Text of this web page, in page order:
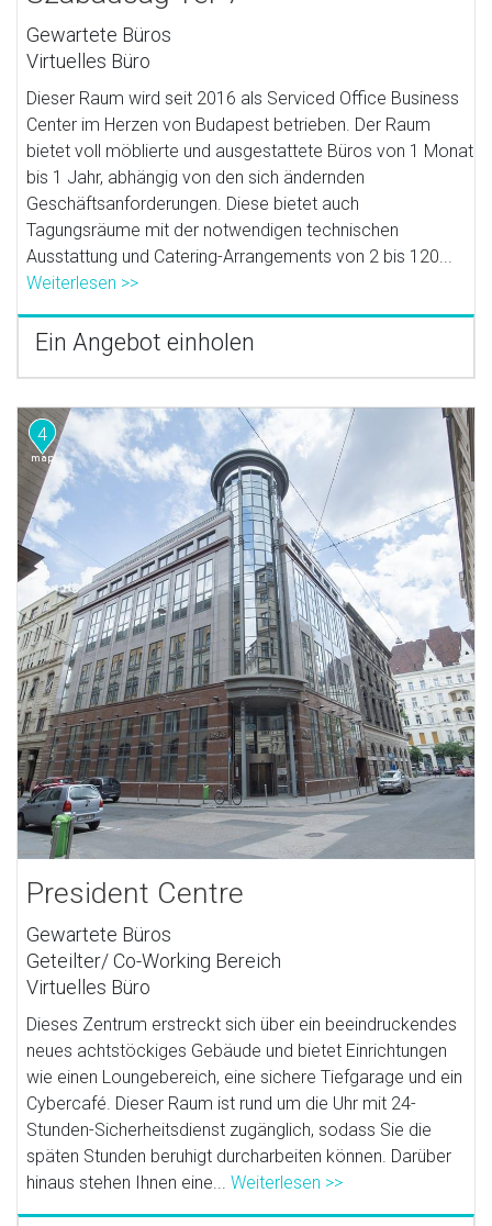
Gewartete Büros
Virtuelles Büro
Dieser Raum wird seit 2016 als Serviced Office Business
Center im Herzen von Budapest betrieben. Der Raum
bietet voll möblierte und ausgestattete Büros von 1 Monat
bis 1 Jahr, abhängig von den sich ändernden
Geschäftsanforderungen. Diese bietet auch
Tagungsräume mit der notwendigen technischen
Ausstattung und Catering-Arrangements von 2 bis 120...
Weiterlesen >>
Ein Angebot einholen
4
President Centre
Gewartete Büros
Geteilter/ Co-Working Bereich
Virtuelles Büro
Dieses Zentrum erstreckt sich über ein beeindruckendes
neues achtstöckiges Gebäude und bietet Einrichtungen
wie einen Loungebereich, eine sichere Tiefgarage und ein
Cybercafé. Dieser Raum ist rund um die Uhr mit 24-
Stunden-Sicherheitsdienst zugänglich, sodass Sie die
späten Stunden beruhigt durcharbeiten können. Darüber
hinaus stehen Ihnen eine...Weiterlesen >>